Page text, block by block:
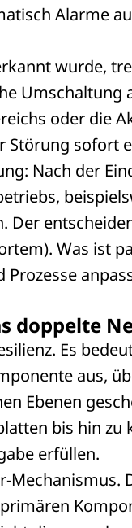
Alarme
wurde,
Umschaltung
oder die
Störung sofort
Nach der
Der
Was ist
doppelte
Es
aus,
Ebenen
bis hin
erfüllen.
Mechanismus.